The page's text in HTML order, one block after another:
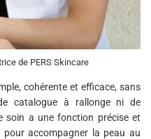
de PERS Skincare
cohérente et efficace, sans
catalogue à rallonge ni de
soin a une fonction précise et
pour accompagner la peau au